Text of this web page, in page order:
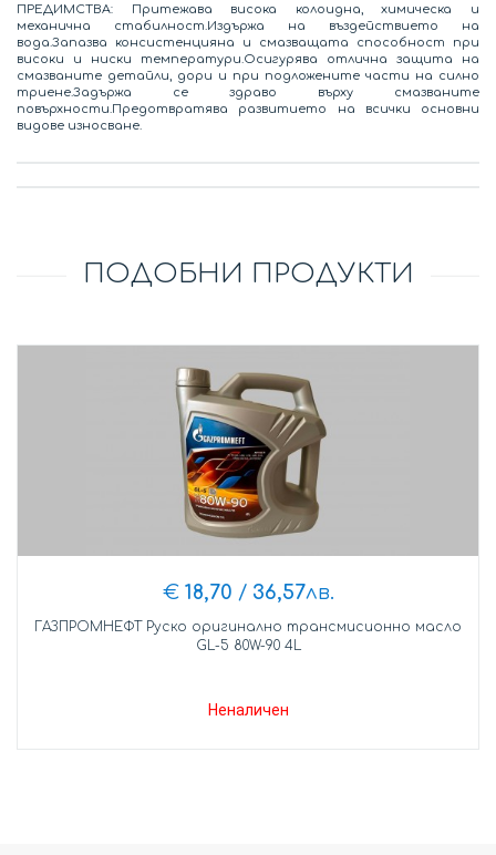
ПРЕДИМСТВА: Притежава висока колоидна, химическа и
механична стабилност.Издържа на въздействието на
вода.Запазва консистенцияна и смазващата способност при
високи и ниски температури.Осигурява отлична защита на
смазваните детайли, дори и при подложените части на силно
триене.Задържа се здраво върху смазваните
повърхности.Предотвратява развитието на всички основни
видове износване.
ПОДОБНИ ПРОДУКТИ
€ 18,70 / 36,57лв.
ГАЗПРОМНЕФТ Руско оригинално трансмисионно масло
GL-5 80W-90 4L
Неналичен